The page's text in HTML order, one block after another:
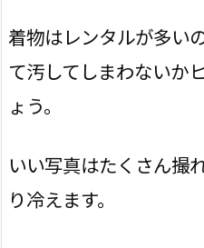
着物はレンタルが多い
て汚してしまわないか
ょう。
いい写真はたくさん撮
り冷えます。